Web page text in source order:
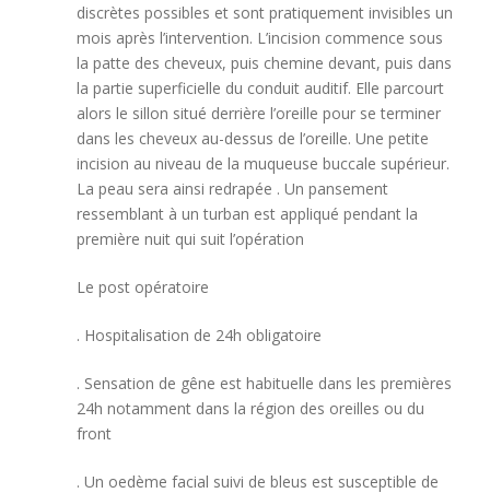
discrètes possibles et sont pratiquement invisibles un
mois après l’intervention. L’incision commence sous
la patte des cheveux, puis chemine devant, puis dans
la partie superficielle du conduit auditif. Elle parcourt
alors le sillon situé derrière l’oreille pour se terminer
dans les cheveux au-dessus de l’oreille. Une petite
incision au niveau de la muqueuse buccale supérieur.
La peau sera ainsi redrapée . Un pansement
ressemblant à un turban est appliqué pendant la
première nuit qui suit l’opération
Le post opératoire
. Hospitalisation de 24h obligatoire
. Sensation de gêne est habituelle dans les premières
24h notamment dans la région des oreilles ou du
front
. Un oedème facial suivi de bleus est susceptible de